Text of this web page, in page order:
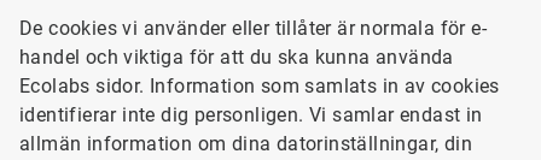
De cookies vi använder eller tillåter är normala för e-
handel och viktiga för att du ska kunna använda
Ecolabs sidor. Information som samlats in av cookies
identifierar inte dig personligen. Vi samlar endast in
allmän information om dina datorinställningar, din